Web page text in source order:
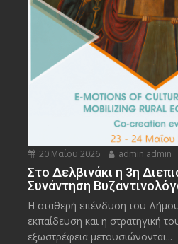
20 Μαΐου 2026 admin admin
Στο Δελβινάκι η 3η
Συνάντηση
Η σταθερή επένδυση του
εκπαίδευση και η στρατηγική
εξωστρέφεια μετουσιώνονται...